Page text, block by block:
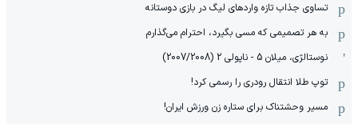
تساوی جذاب تازه واردهای لیگ در بازی دوستانه
به هر تصمیمی که مسی بگیرد، احترام می‌گذارم
نوستالژی، میلان 5 - ناپولی 2 (2007/2008)
توپ طلا انتقال رودری را رسمی کرد!
مسیر وحشتناک برای ستاره زن ورزش ایران!